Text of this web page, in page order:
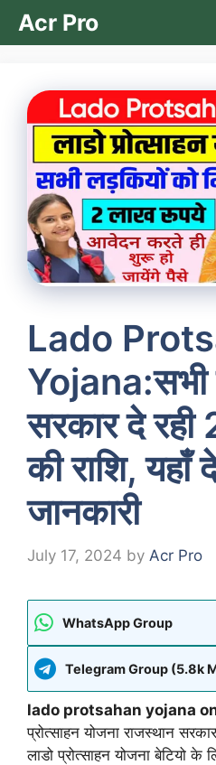
SkipAcr Pro
Lado
Yojana:सभी
सरकार दे
की राशि, यहाँ
जानकारी
July 17, 2024 by Acr Pro
WhatsApp Group
Telegram Group (5.8k
lado protsahan yojana
प्रोत्साहन योजना राजस्थान सरकार
लाडो प्रोत्साहन योजना बेटियो के